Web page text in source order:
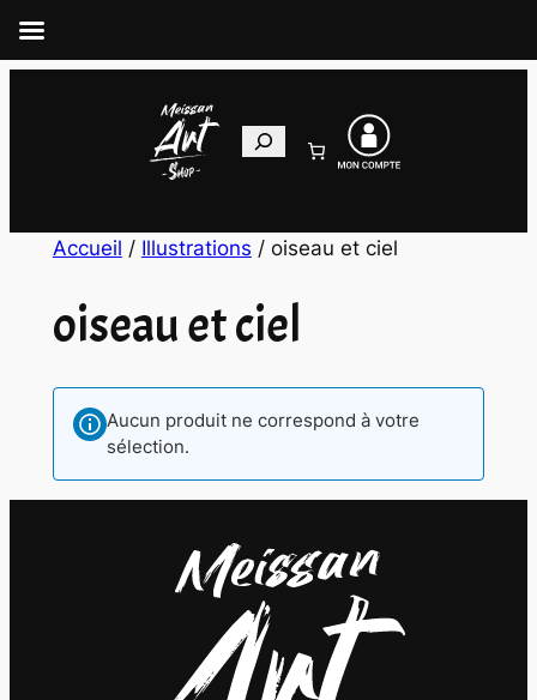
Recherche
Accueil / Illustrations / oiseau et ciel
oiseau et ciel
Aucun produit ne correspond à votre
sélection.